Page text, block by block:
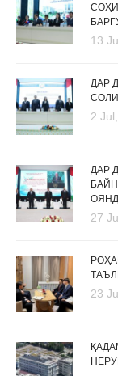
13
ДАР
2
ДАР
27
23